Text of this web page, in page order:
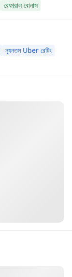
রেফারাল বোনাস
ন্যূনতম Uber রেটিং